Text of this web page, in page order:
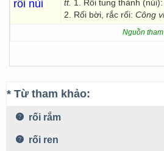
rối nùi tt. 1. Rối tung thành (nùi):
2. Rối bời, rắc rối: Công
Nguồn
* Từ tham khảo:
rối rắm
rối ren